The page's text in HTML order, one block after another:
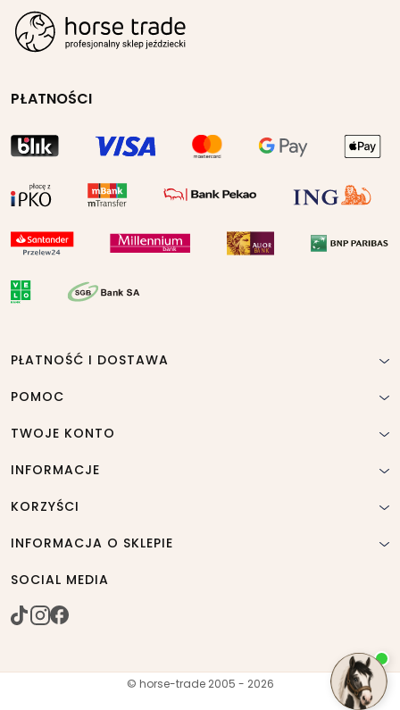
PŁATNOŚCI
PŁATNOŚĆ I DOSTAWA
POMOC
TWOJE KONTO
INFORMACJE
KORZYŚCI
INFORMACJA O SKLEPIE
SOCIAL MEDIA
© horse-trade 2005 - 2026